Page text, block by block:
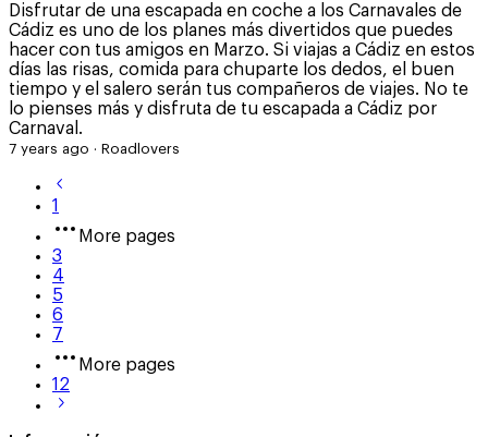
Disfrutar de una escapada en coche a los Carnavales de
Cádiz es uno de los planes más divertidos que puedes
hacer con tus amigos en Marzo. Si viajas a Cádiz en estos
días las risas, comida para chuparte los dedos, el buen
tiempo y el salero serán tus compañeros de viajes. No te
lo pienses más y disfruta de tu escapada a Cádiz por
Carnaval.
7 years ago · Roadlovers
1
More pages
3
4
5
6
7
More pages
12